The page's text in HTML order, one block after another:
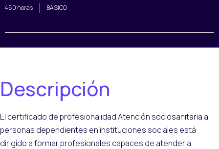
450 horas BASICO
Descripción
El certificado de profesionalidad Atención sociosanitaria a
personas dependientes en instituciones sociales está
dirigido a formar profesionales capaces de atender a